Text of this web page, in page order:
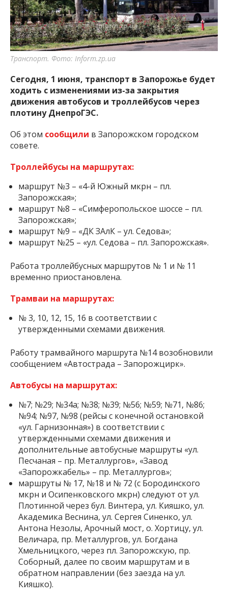
важную информацию о событиях
города Запорожья и области.
Транспорт. Фото: Inform.zp.ua
Сегодня, 1 июня, транспорт в Запорожье будет
ходить с изменениями из-за закрытия
движения автобусов и троллейбусов через
плотину ДнепроГЭС.
Об этом сообщили в Запорожском городском
совете.
Троллейбусы на маршрутах:
маршрут №3 – «4-й Южный мкрн – пл.
Запорожская»;
маршрут №8 – «Симферопольское шоссе – пл.
Запорожская»;
маршрут №9 – «ДК ЗАлК – ул. Седова»;
маршрут №25 – «ул. Седова – пл. Запорожская».
Работа троллейбусных маршрутов № 1 и № 11
временно приостановлена.
Трамваи на маршрутах:
№ 3, 10, 12, 15, 16 в соответствии с
утвержденными схемами движения.
Работу трамвайного маршрута №14 возобновили
сообщением «Автострада – Запорожцирк».
Автобусы на маршрутах:
№7; №29; №34а; №38; №39; №56; №59; №71, №86;
№94; №97, №98 (рейсы с конечной остановкой
«ул. Гарнизонная») в соответствии с
утвержденными схемами движения и
дополнительные автобусные маршруты «ул.
Песчаная – пр. Металлургов», «Завод
«Запорожкабель» – пр. Металлургов»;
маршруты № 17, №18 и № 72 (с Бородинского
мкрн и Осипенковского мкрн) следуют от ул.
Плотинной через бул. Винтера, ул. Кияшко, ул.
Академика Веснина, ул. Сергея Синенко, ул.
Антона Незолы, Арочный мост, о. Хортицу, ул.
Величара, пр. Металлургов, ул. Богдана
Хмельницкого, через пл. Запорожскую, пр.
Соборный, далее по своим маршрутам и в
обратном направлении (без заезда на ул.
Кияшко).